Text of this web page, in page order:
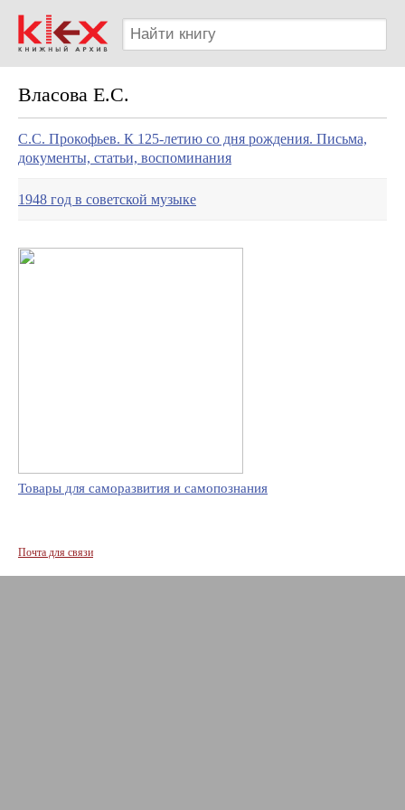
Власова Е.С.
С.С. Прокофьев. К 125-летию со дня рождения. Письма,
документы, статьи, воспоминания
1948 год в советской музыке
Товары для саморазвития и самопознания
Почта для связи